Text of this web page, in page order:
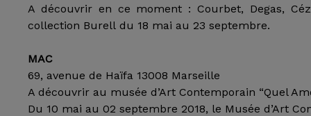
A découvrir en ce moment : Courbet, Degas,
collection Burell du 18 mai au 23 septembre.
MAC
69, avenue de Haïfa 13008 Marseille
A découvrir au musée d’Art Contemporain “Quel
Du 10 mai au 02 septembre 2018, le Musée d’Art